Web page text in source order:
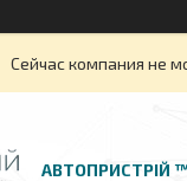
Сейчас компания не
АВТОПРИСТРІЙ